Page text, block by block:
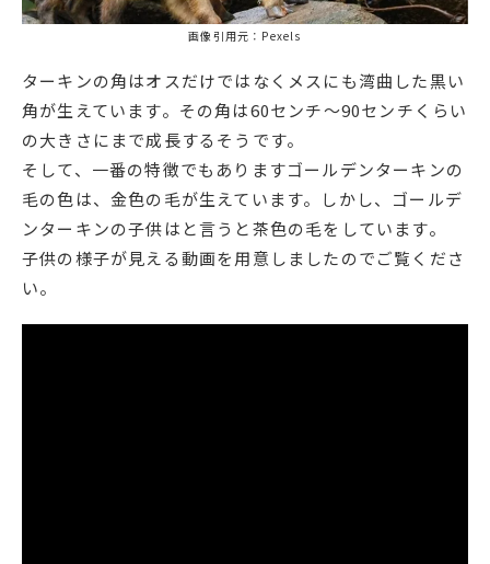
画像引用元：Pexels
ターキンの角はオスだけではなくメスにも湾曲した黒い
角が生えています。その角は60センチ〜90センチくらい
の大きさにまで成長するそうです。
そして、一番の特徴でもありますゴールデンターキンの
毛の色は、金色の毛が生えています。しかし、ゴールデ
ンターキンの子供はと言うと茶色の毛をしています。
子供の様子が見える動画を用意しましたのでご覧くださ
い。